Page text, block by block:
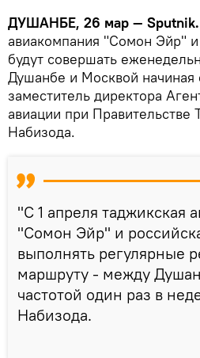
ДУШАНБЕ, 26 мар — Sputnik.
авиакомпания "Сомон Эйр"
будут совершать
Душанбе и Москвой начиная
заместитель директора
авиации при Правительстве
Набизода.
"С 1 апреля таджикская
"Сомон Эйр" и
выполнять регулярные
маршруту - между
частотой один раз в
Набизода.